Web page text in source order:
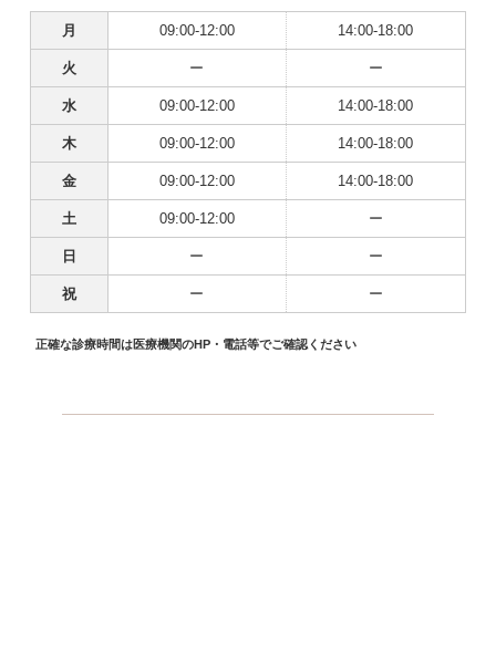
月 09:00-12:00 14:00-18:00
火 ー ー
水 09:00-12:00 14:00-18:00
木 09:00-12:00 14:00-18:00
金 09:00-12:00 14:00-18:00
土 09:00-12:00 ー
日 ー ー
祝 ー ー
正確な診療時間は医療機関のHP・電話等でご確認ください